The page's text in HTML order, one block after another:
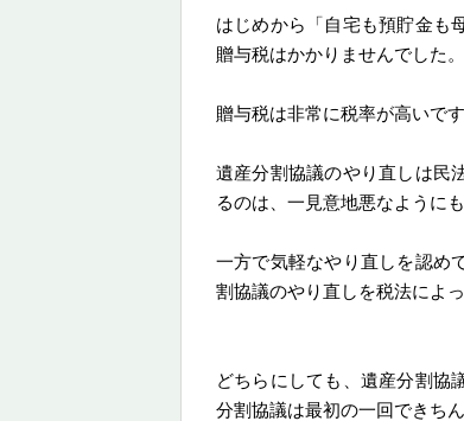
はじめから「自宅も預貯金も
贈与税はかかりませんでした。
贈与税は非常に税率が高いです
遺産分割協議のやり直しは民
るのは、一見意地悪なようにも
一方で気軽なやり直しを認め
割協議のやり直しを税法によ
どちらにしても、遺産分割協
分割協議は最初の一回できち